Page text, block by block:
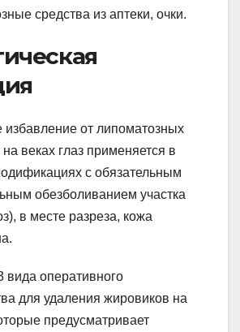
средства из аптеки, очки.
избавление от липоматозных
веках глаз применяется в
с обязательным
обезболиванием участка
в месте разреза, кожа
вида оперативного
для удаления жировиков на
предусматривает